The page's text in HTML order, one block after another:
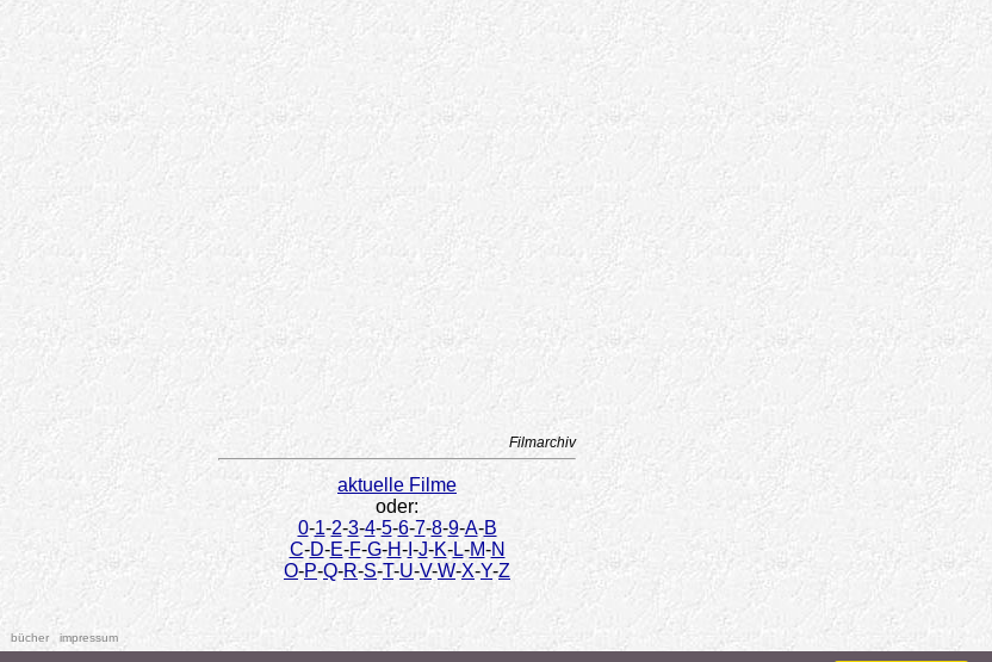
Filmarchiv
aktuelle Filme
oder:
0-1-2-3-4-5-6-7-8-9-A-B
C-D-E-F-G-H-I -J-K-L-M-N
O-P-Q-R-S-T-U-V-W-X-Y-Z
bücher impressum